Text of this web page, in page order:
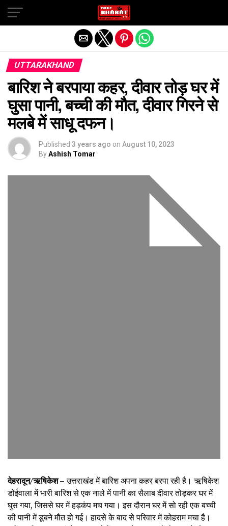
UTTARAKHAND
बारिश ने बरपाया कहर, दीवार तोड़ घर में
घुसा पानी, बच्ची की मौत, दीवार गिरने से
मलबे में साधू दफन।
Published 3 years ago on August 10, 2023
ByAshish Tomar
देहरादून/ऋषिकेश –उत्तराखंड में बारिश अपना कहर बरपा रही है। ऋषिकेश
डोईवाला में भारी बारिश से एक नाले में पानी का सैलाब दीवार तोड़कर घर में
घुस गया, जिससे घर में हड़कंप मच गया। इस दौरान घर में सो रही एक बच्ची
की पानी में डूबने मौत हो गई। हादसे के बाद से परिवार में कोहराम मचा है।
Exit mobile version